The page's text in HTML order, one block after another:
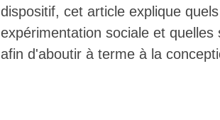
dispositif, cet article explique
expérimentation sociale et
afin d'aboutir à terme à la